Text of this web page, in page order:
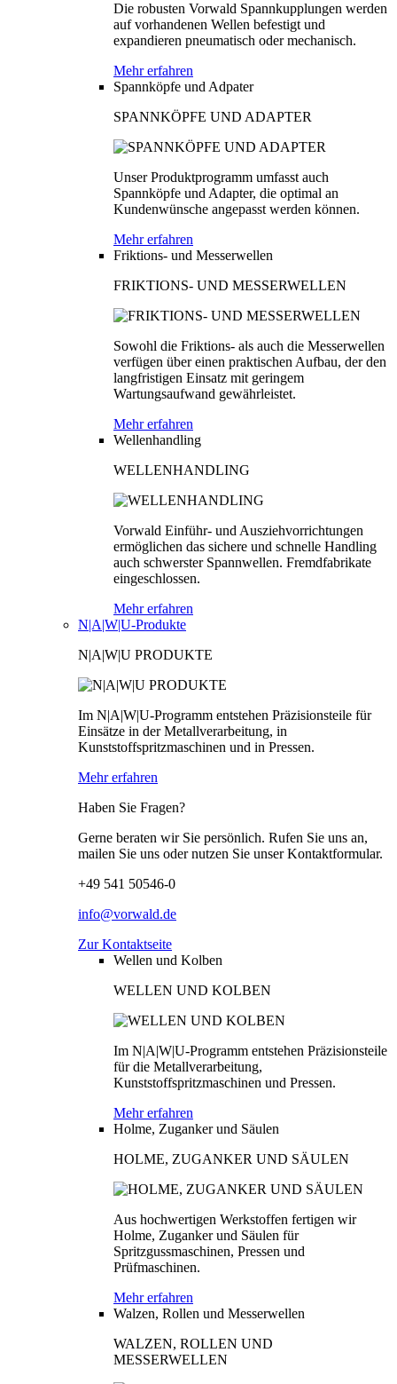
Die robusten Vorwald Spannkupplungen werden
auf vorhandenen Wellen befestigt und
expandieren pneumatisch oder mechanisch.
Mehr erfahren
Spannköpfe und Adpater
SPANNKÖPFE UND ADAPTER
Unser Produktprogramm umfasst auch
Spannköpfe und Adapter, die optimal an
Kundenwünsche angepasst werden können.
Mehr erfahren
Friktions- und Messerwellen
FRIKTIONS- UND MESSERWELLEN
Sowohl die Friktions- als auch die Messerwellen
verfügen über einen praktischen Aufbau, der den
langfristigen Einsatz mit geringem
Wartungsaufwand gewährleistet.
Mehr erfahren
Wellenhandling
WELLENHANDLING
Vorwald Einführ- und Ausziehvorrichtungen
ermöglichen das sichere und schnelle Handling
auch schwerster Spannwellen. Fremdfabrikate
eingeschlossen.
Mehr erfahren
N|A|W|U-Produkte
N|A|W|U PRODUKTE
Im N|A|W|U-Programm entstehen Präzisionsteile für
Einsätze in der Metallverarbeitung, in
Kunststoffspritzmaschinen und in Pressen.
Mehr erfahren
Haben Sie Fragen?
Gerne beraten wir Sie persönlich. Rufen Sie uns an,
mailen Sie uns oder nutzen Sie unser Kontaktformular.
+49 541 50546-0
info@vorwald.de
Zur Kontaktseite
Wellen und Kolben
WELLEN UND KOLBEN
Im N|A|W|U-Programm entstehen Präzisionsteile
für die Metallverarbeitung,
Kunststoffspritzmaschinen und Pressen.
Mehr erfahren
Holme, Zuganker und Säulen
HOLME, ZUGANKER UND SÄULEN
Aus hochwertigen Werkstoffen fertigen wir
Holme, Zuganker und Säulen für
Spritzgussmaschinen, Pressen und
Prüfmaschinen.
Mehr erfahren
Walzen, Rollen und Messerwellen
WALZEN, ROLLEN UND
MESSERWELLEN